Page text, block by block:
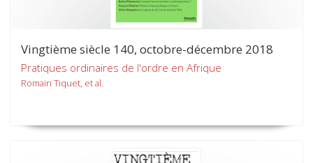
Vingtième siècle 140, octobre-décembre 2018
Pratiques ordinaires de l'ordre en Afrique
Romain Tiquet, et al.